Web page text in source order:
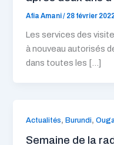
Afia Amani/ 28 février
Les services des
à nouveau autorisés
dans toutes les […]
Actualités,Burundi,
Semaine de la